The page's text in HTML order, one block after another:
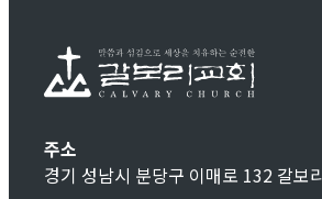
주소
경기 성남시 분당구 이매로 132 갈보